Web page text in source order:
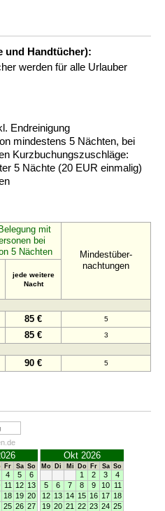
und Handtücher):
werden für alle Urlauber
Endreinigung
mindestens 5 Nächten, bei
Kurzbuchungszuschläge:
5 Nächte (20 EUR einmalig)
mit
bei
5 Nächten
Mindestüber-
nachtungen
jede weitere
Nacht
85 € 5
85 € 3
90 € 5
Fr Sa So
4 5
6
11 12 13
18 19 20
25 26 27
Okt 2026
Mo Di Mi Do Fr Sa So
1 2 3
4
5
6 7 8 9 10 11
12 13 14 15 16 17 18
19 20 21 22 23 24 25